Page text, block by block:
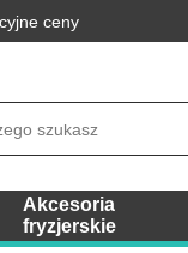
ceny
Akcesoria
fryzjerskie